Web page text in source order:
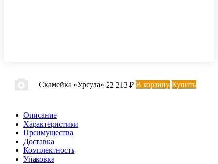
Скамейка «Урсула» 22 213 ₽ В корзину Купить
Описание
Характеристики
Преимущества
Доставка
Комплектность
Упаковка